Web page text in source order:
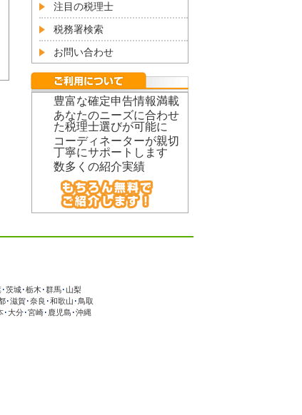
注目の税理士
税務署検索
お問い合わせ
豊富な確定申告情報満載
あなたのニーズに合わせ
た税理士選びが可能に
コーディネーターが親切
丁寧にサポートします
数多くの紹介実績
･茨城･栃木 ･群馬･ 山梨
･滋賀･奈良 ･和歌山 ･ 鳥取
･大分･宮崎･ 鹿児島 ･沖縄